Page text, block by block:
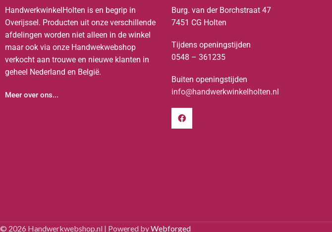
HandwerkwinkelHolten is en begrip in
Overijssel. Producten uit onze verschillende
afdelingen worden niet alleen in de winkel
maar ook via onze Handwekwebshop
verkocht aan trouwe en nieuwe klanten in
geheel Nederland en België.
Meer over ons...
Burg. van der Borchstraat 47
7451 CG Holten
Tijdens openingstijden
0548 – 361235
Buiten openingstijden
info@handwerkwinkelholten.nl
© 2026 Handwerkwebshop.nl | Powered byWebforged